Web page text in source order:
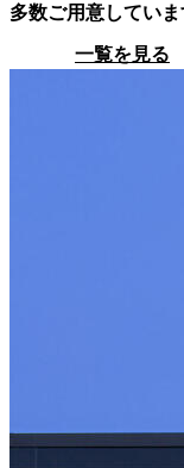
多数ご用意していま
一覧を見る